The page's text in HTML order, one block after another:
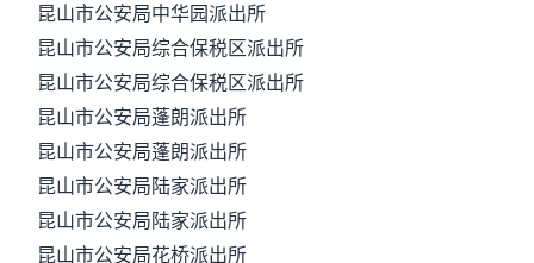
昆山市公安局中华园派出所
昆山市公安局综合保税区派出所
昆山市公安局综合保税区派出所
昆山市公安局蓬朗派出所
昆山市公安局蓬朗派出所
昆山市公安局陆家派出所
昆山市公安局陆家派出所
昆山市公安局花桥派出所